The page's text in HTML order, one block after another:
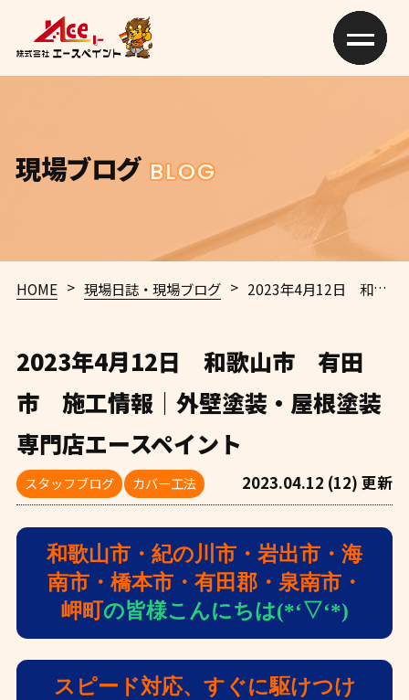
現場ブログ BLOG
HOME > 現場日誌・現場ブログ > 2023年4月12日 和歌山市 有田市 施工情報｜外壁塗装・屋根塗装専門店エースペイント
2023年4月12日 和歌山市 有田
市 施工情報｜外壁塗装・屋根塗装
専門店エースペイント
スタッフブログ カバー工法 2023.04.12 (12) 更新
和歌山市・紀の川市・岩出市・海
南市・橋本市・有田郡・泉南市・
岬町の皆様こんにちは(*‘▽‘*)
スピード対応、すぐに駆けつけ